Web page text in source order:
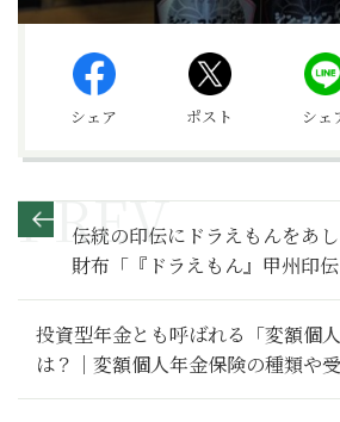
シェア ポスト シェ
伝統の印伝にドラえもんをあ
財布「『ドラえもん』甲州印伝
投資型年金とも呼ばれる「変額個
は？｜変額個人年金保険の種類や
説【お金の学校】